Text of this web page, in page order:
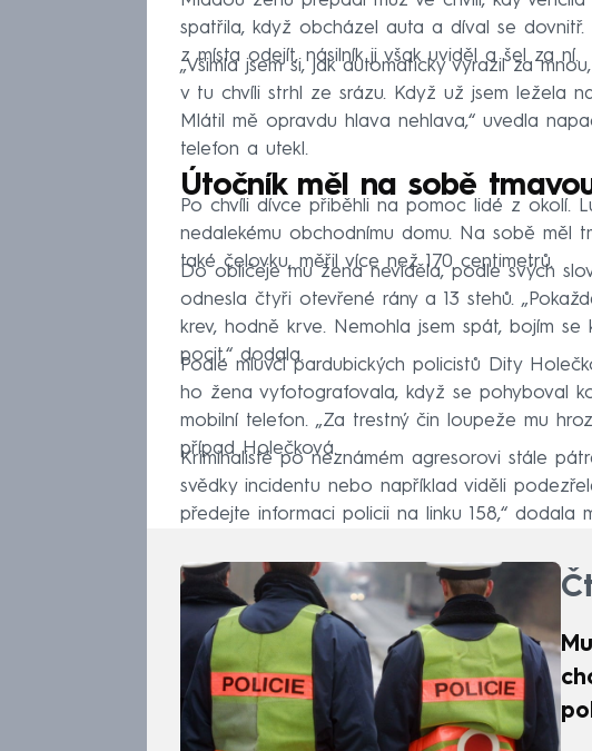
spatřila, když obcházel auta a díval se
z místa odejít, násilník ji však uviděl a šel za ní.
„Všimla jsem si, jak automaticky vyrazil za
v tu chvíli strhl ze srázu. Když už jsem ležela
Mlátil mě opravdu hlava nehlava,“ uvedla
telefon a utekl.
Útočník měl na sobě
Po chvíli dívce přiběhli na pomoc lidé z okolí.
nedalekému obchodnímu domu. Na sobě měl
také čelovku, měřil více než 170 centimetrů.
Do obličeje mu žena neviděla, podle svých
odnesla čtyři otevřené rány a 13 stehů.
krev, hodně krve. Nemohla jsem spát, bojím
pocit,“ dodala.
Podle mluvčí pardubických policistů Dity
ho žena vyfotografovala, když se pohyboval
mobilní telefon. „Za trestný čin loupeže mu
případ Holečková.
Kriminalisté po neznámém agresorovi stále
svědky incidentu nebo například viděli
předejte informaci policii na linku 158,“ dodala